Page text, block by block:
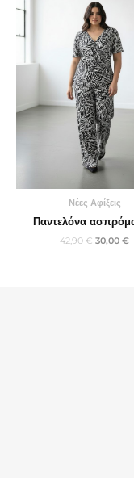
Νέες Αφίξεις
Παντελόνα
42,90€ 30,00 €